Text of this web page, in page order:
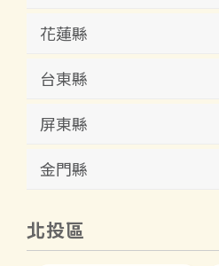
花蓮縣
台東縣
屏東縣
金門縣
北投區